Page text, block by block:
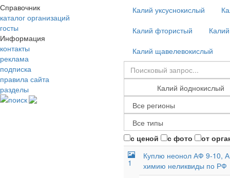
Справочник
каталог организаций
госты
Информация
контакты
реклама
подписка
правила сайта
разделы
поиск
Калий уксуснокислый
Калий фтористый
Калий щавелевокислый
с ценой с фото от
1
Куплю неонол АФ 9-10,
химию неликвиды по РФ